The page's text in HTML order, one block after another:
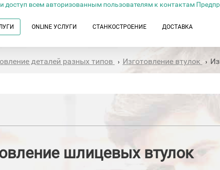
доступ всем авторизованным пользователям к контактам
ONLINE УСЛУГИ СТАНКОСТРОЕНИЕ ДОСТАВКА
деталей разных типов › Изготовление втулок ›
шлицевых втулок